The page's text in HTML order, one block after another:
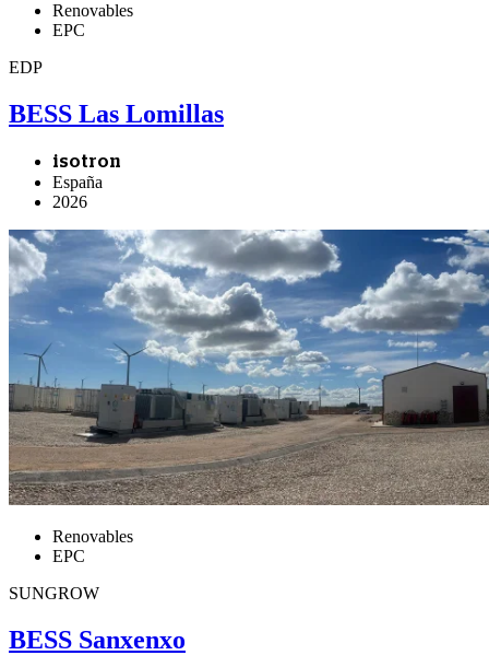
Renovables
EPC
EDP
BESS Las Lomillas
isotron
España
2026
Renovables
EPC
SUNGROW
BESS Sanxenxo